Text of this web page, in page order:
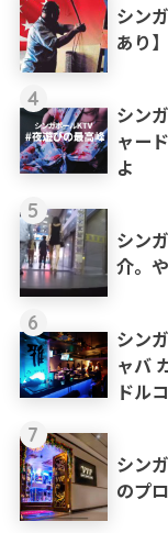
シン
あり】
4
シン
ャー
よ
5
シン
介。
6
シン
ャバ
ドル
7
シン
のプ